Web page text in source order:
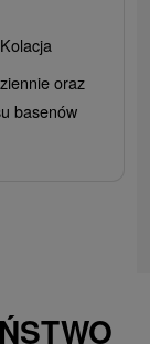
oraz
basenów